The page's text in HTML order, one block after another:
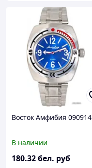
Восток Амфибия 090914
В наличии
180.32бел. руб